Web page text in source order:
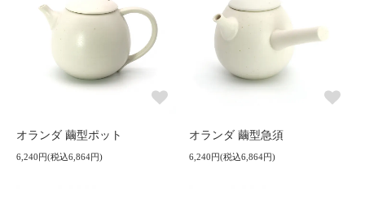
オランダ 繭型ポット
6,240円(税込6,864円)
オランダ 繭型急須
6,240円(税込6,864円)